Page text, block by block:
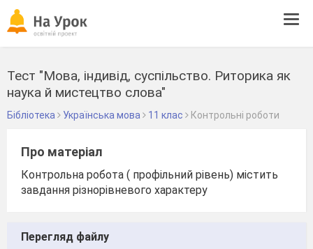
Тест "Мова, індивід, суспільство. Риторика як
наука й мистецтво слова"
Бібліотека Українська мова 11 клас Контрольні роботи
Про матеріал
Контрольна робота ( профільний рівень) містить
завдання різнорівневого характеру
Перегляд файлу